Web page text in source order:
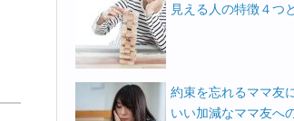
見える人の特徴４つ
約束を忘れるママ友
いい加減なママ友へ